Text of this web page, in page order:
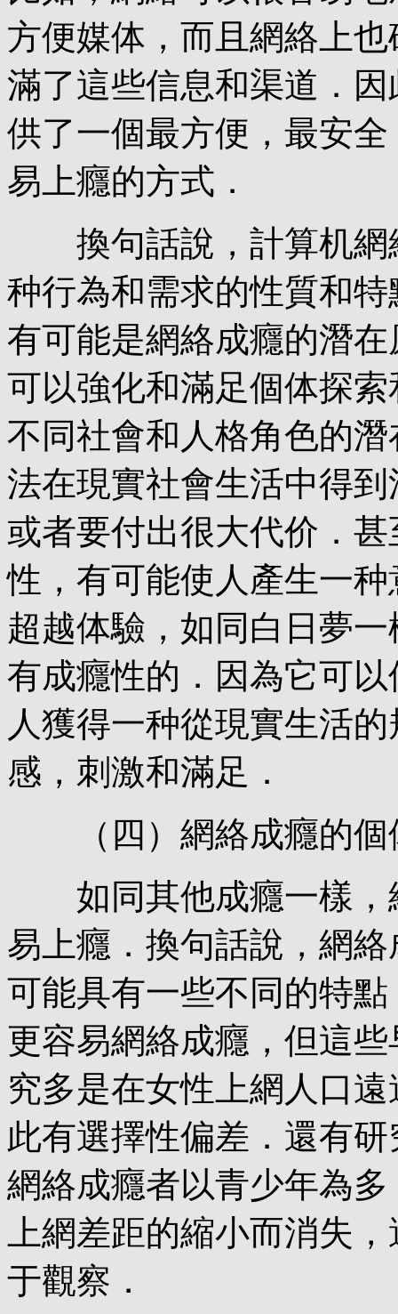
方便媒体，而且網絡上也
滿了這些信息和渠道．
供了一個最方便，最安全
易上癮的方式．
換句話說，計算机網
种行為和需求的性質和特
有可能是網絡成癮的潛
可以強化和滿足個体探索
不同社會和人格角色的
法在現實社會生活中得到
或者要付出很大代价．甚
性，有可能使人產生一种
超越体驗，如同白日夢一
有成癮性的．因為它可以
人獲得一种從現實生活的
感，刺激和滿足．
（四）網絡成癮的個
如同其他成癮一樣，
易上癮．換句話說，網絡
可能具有一些不同的特
更容易網絡成癮，但這些
究多是在女性上網人口
此有選擇性偏差．還有
網絡成癮者以青少年為
上網差距的縮小而消失
于觀察．